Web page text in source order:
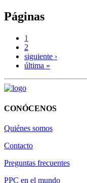
Páginas
1
2
siguiente ›
última »
CONÓCENOS
Quiénes somos
Contacto
Preguntas frecuentes
PPC en el mundo